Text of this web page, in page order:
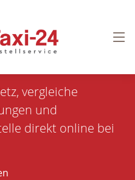
vergleiche
und
direkt online bei